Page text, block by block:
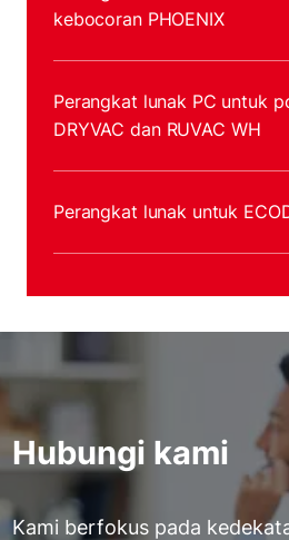
kebocoran PHOENIX
Perangkat lunak PC untuk
DRYVAC dan RUVAC WH
Perangkat lunak untuk
Hubungi kami
Kami berfokus pada